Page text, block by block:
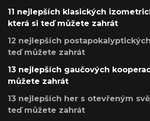
11 nejlepších klasických
která si teď můžete zahrát
12 nejlepších
teď můžete zahrát
13 nejlepších gaučových
můžete zahrát
13 nejlepších her s otevřeným
teď můžete zahrát